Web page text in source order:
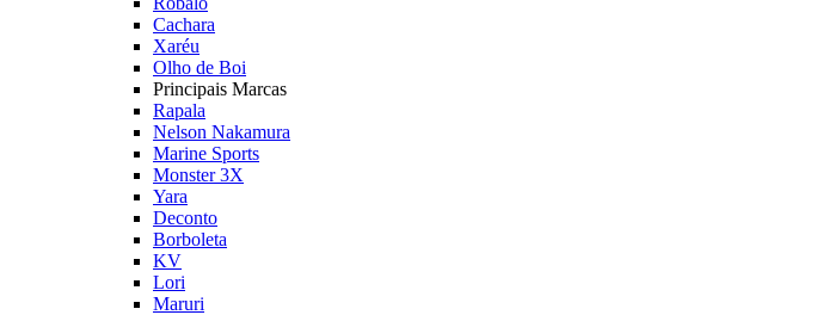
Cachara
Xaréu
Olho de Boi
Principais Marcas
Rapala
Nelson Nakamura
Marine Sports
Monster 3X
Yara
Deconto
Borboleta
KV
Lori
Maruri